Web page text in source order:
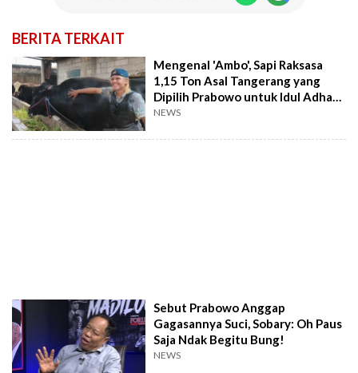
BERITA TERKAIT
Mengenal 'Ambo', Sapi Raksasa
1,15 Ton Asal Tangerang yang
Dipilih Prabowo untuk Idul Adha
2026
NEWS
Sebut Prabowo Anggap
Gagasannya Suci, Sobary: Oh Paus
Saja Ndak Begitu Bung!
NEWS